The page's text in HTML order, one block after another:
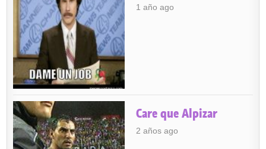
1 año ago
Care que Alpizar
2 años ago